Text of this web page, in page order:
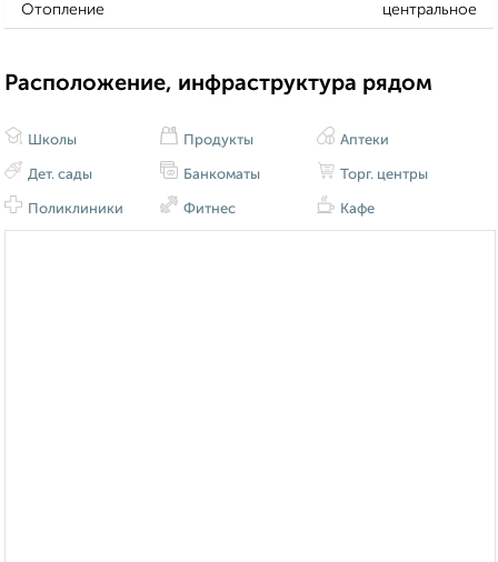
Отопление центральное
Расположение, инфраструктура рядом
Школы
Дет. сады
Поликлиники
Продукты
Банкоматы
Фитнес
Аптеки
Торг. центры
Кафе